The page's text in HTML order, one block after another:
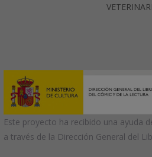
Este proyecto ha recibido una ayuda
a través de la Dirección General del